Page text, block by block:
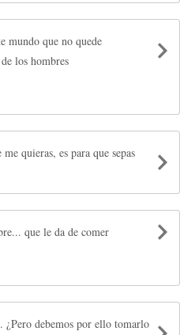
mundo que no quede
los hombres
quieras, es para que sepas
que le da de comer
¿Pero debemos por ello tomarlo